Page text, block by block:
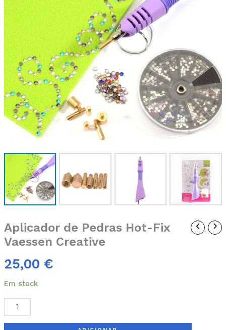
Aplicador de Pedras Hot-Fix
Vaessen Creative
25,00 €
Em stock
Fix
Vaessen
Creative